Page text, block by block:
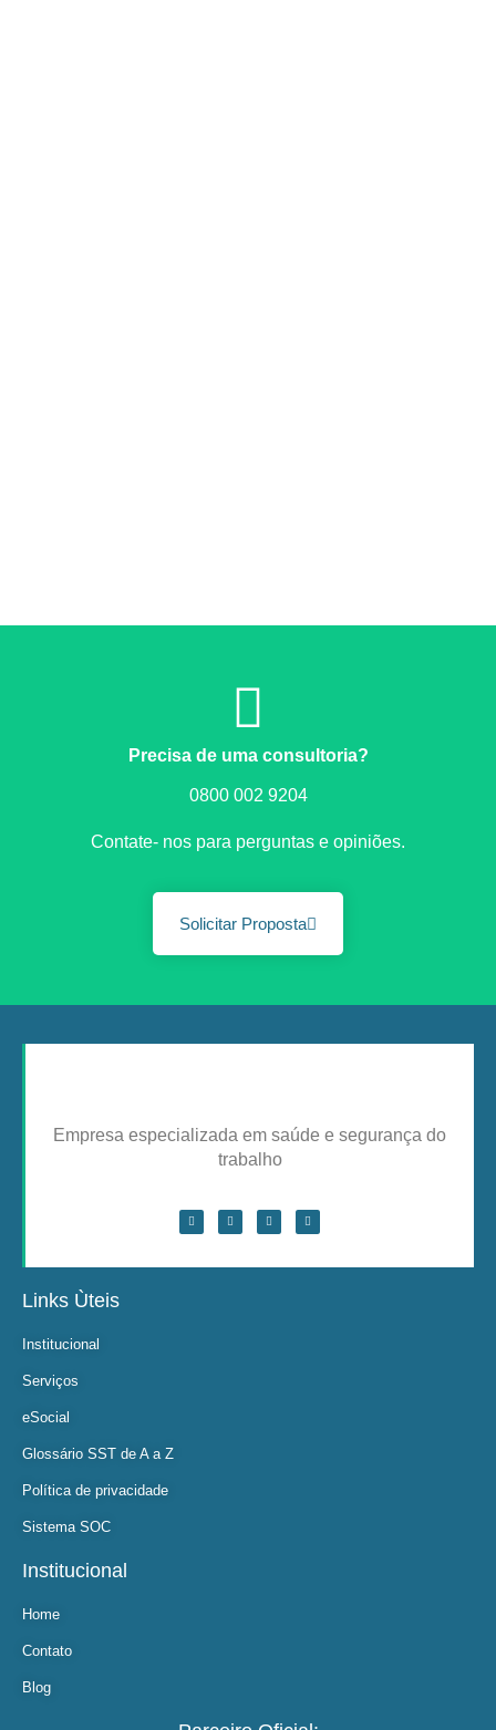
Precisa de uma consultoria?
0800 002 9204
Contate- nos para perguntas e opiniões.
Solicitar Proposta
Empresa especializada em saúde e segurança do
trabalho
Links Ùteis
Institucional
Serviços
eSocial
Glossário SST de A a Z
Política de privacidade
Sistema SOC
Institucional
Home
Contato
Blog